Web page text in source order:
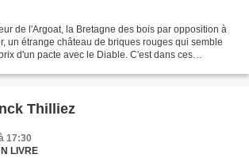
de l'Argoat, la Bretagne des bois par opposition à
un étrange château de briques rouges qui semble
d'un pacte avec le Diable. C'est dans ces
Thilliez
17:30
LIVRE